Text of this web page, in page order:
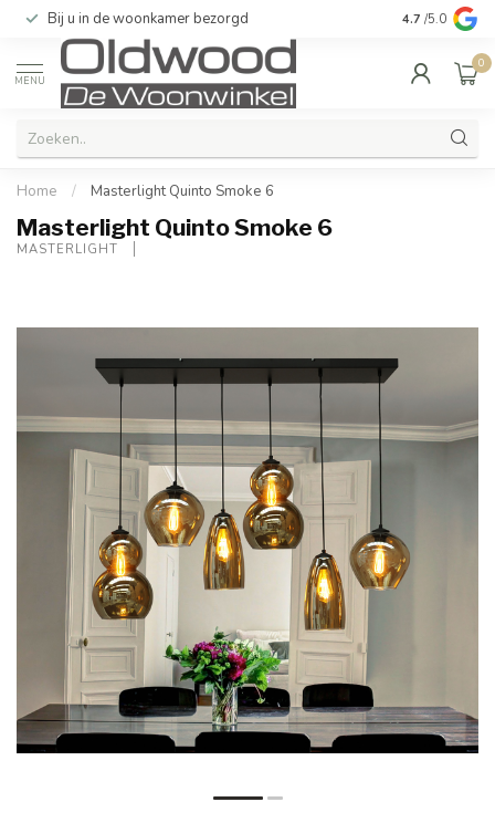
Bij u in de woonkamer bezorgd Kwaliteit &
4.7 /5.0
MENU
0
Home / Masterlight Quinto Smoke 6
Masterlight Quinto Smoke 6
MASTERLIGHT